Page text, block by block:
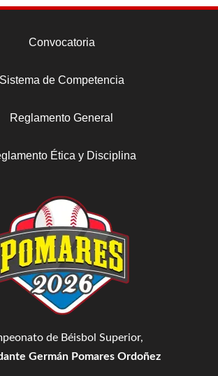
Convocatoria
Sistema de Competencia
Reglamento General
Ética y Disciplina
de Béisbol Superior,
Germán Pomares Ordoñez